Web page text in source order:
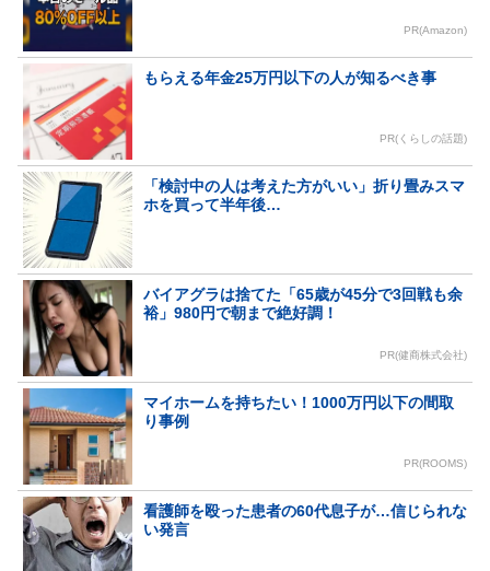
PR(Amazon)
もらえる年金25万円以下の人が知るべき事
PR(くらしの話題)
「検討中の人は考えた方がいい」折り畳みスマ
ホを買って半年後…
バイアグラは捨てた「65歳が45分で3回戦も余
裕」980円で朝まで絶好調！
PR(健商株式会社)
マイホームを持ちたい！1000万円以下の間取
り事例
PR(ROOMS)
看護師を殴った患者の60代息子が…信じられな
い発言